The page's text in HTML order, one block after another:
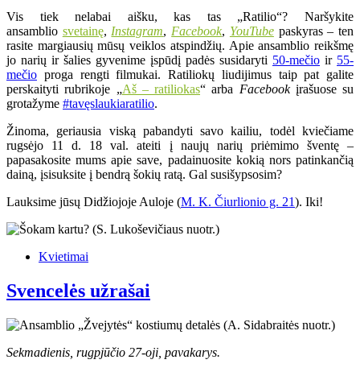
Vis tiek nelabai aišku, kas tas „Ratilio“? Naršykite
ansamblio svetainę, Instagram, Facebook, YouTubepaskyras – ten
rasite margiausių mūsų veiklos atspindžių. Apie ansamblio reikšmę
jo narių ir šalies gyvenime įspūdį padės susidaryti 50-mečio ir 55-
mečio proga rengti filmukai. Ratiliokų liudijimus taip pat galite
perskaityti rubrikoje „Aš – ratiliokas“ arba Facebookįrašuose su
grotažyme #tavęslaukiaratilio.
Žinoma, geriausia viską pabandyti savo kailiu, todėl kviečiame
rugsėjo 11 d. 18 val. ateiti į naujų narių priėmimo šventę –
papasakosite mums apie save, padainuosite kokią nors patinkančią
dainą, įsisuksite į bendrą šokių ratą. Gal susišypsosim?
Lauksime jūsų Didžiojoje Auloje (M. K. Čiurlionio g. 21). Iki!
Kvietimai
Svencelės užrašai
Sekmadienis, rugpjūčio 27-oji, pavakarys.